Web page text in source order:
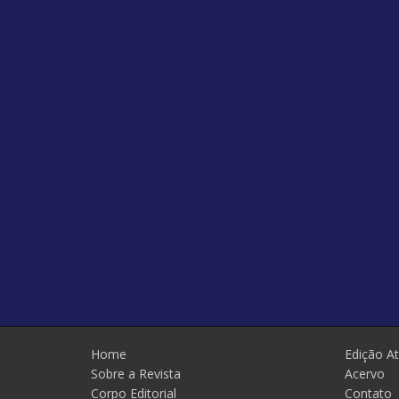
Home
Sobre a Revista
Corpo Editorial
Edição
Acervo
Contato